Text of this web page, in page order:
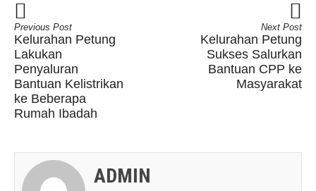
Previous Post
Kelurahan Petung
Lakukan
Penyaluran
Bantuan Kelistrikan
ke Beberapa
Rumah Ibadah
Next Post
Kelurahan Petung
Sukses Salurkan
Bantuan CPP ke
Masyarakat
ADMIN